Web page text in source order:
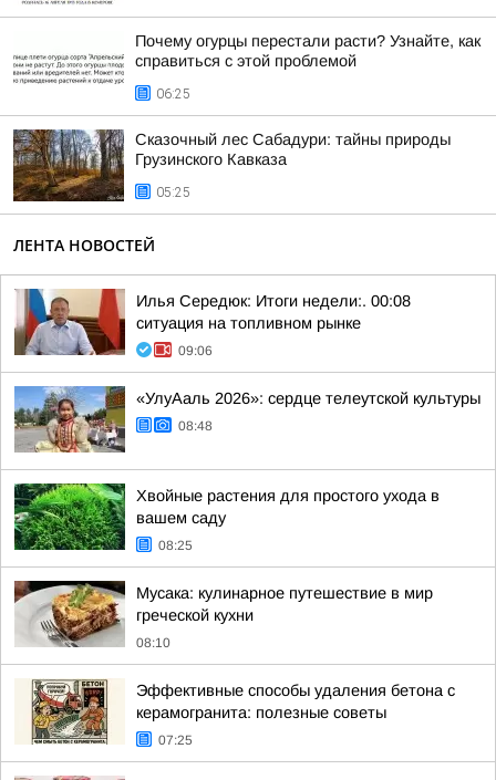
Почему огурцы перестали расти? Узнайте, как
справиться с этой проблемой
06:25
Сказочный лес Сабадури: тайны природы
Грузинского Кавказа
05:25
ЛЕНТА НОВОСТЕЙ
Илья Середюк: Итоги недели:. 00:08
ситуация на топливном рынке
09:06
«УлуАаль 2026»: сердце телеутской культуры
08:48
Хвойные растения для простого ухода в
вашем саду
08:25
Мусака: кулинарное путешествие в мир
греческой кухни
08:10
Эффективные способы удаления бетона с
керамогранита: полезные советы
07:25